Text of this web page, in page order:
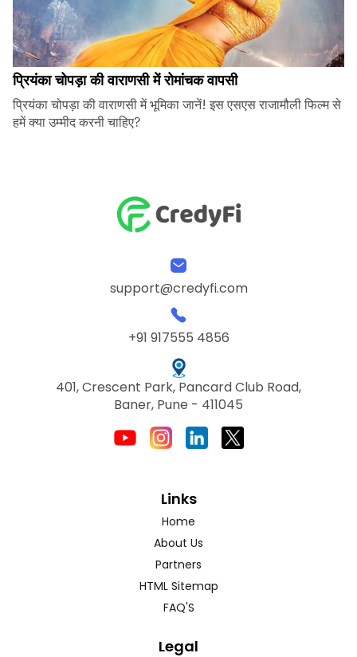
प्रियंका चोपड़ा की वाराणसी में रोमांचक वापसी
प्रियंका चोपड़ा की वाराणसी में भूमिका जानें! इस एसएस राजामौली फिल्म से
हमें क्या उम्मीद करनी चाहिए?
support@credyfi.com
+91 917555 4856
401, Crescent Park, Pancard Club Road,
Baner, Pune - 411045
Links
Home
About Us
Partners
HTML Sitemap
FAQ'S
Legal